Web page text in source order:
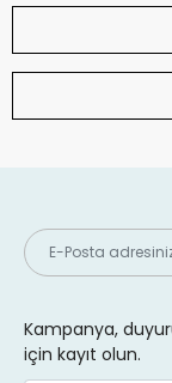
Kampanya,
için kayıt olun.